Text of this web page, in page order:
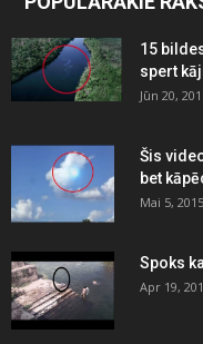
15
spert
Jūn 20,
Šis
bet
Mai 5, 2015
Spoks
Apr 19,